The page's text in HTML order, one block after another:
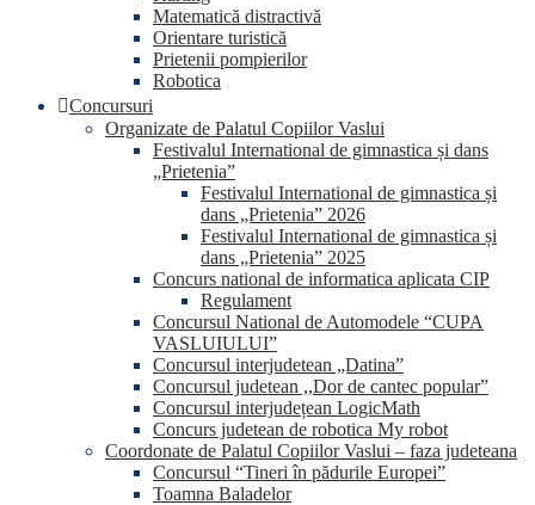
Matematică distractivă
Orientare turistică
Prietenii pompierilor
Robotica
Concursuri
Organizate de Palatul Copiilor Vaslui
Festivalul International de gimnastica și dans
„Prietenia”
Festivalul International de gimnastica și
dans „Prietenia” 2026
Festivalul International de gimnastica și
dans „Prietenia” 2025
Concurs national de informatica aplicata CIP
Regulament
Concursul National de Automodele “CUPA
VASLUIULUI”
Concursul interjudetean „Datina”
Concursul judetean ,,Dor de cantec popular”
Concursul interjudețean LogicMath
Concurs judetean de robotica My robot
Coordonate de Palatul Copiilor Vaslui – faza judeteana
Concursul “Tineri în pădurile Europei”
Toamna Baladelor